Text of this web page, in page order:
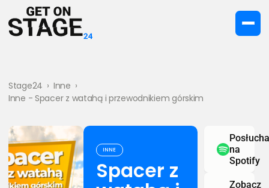
Stage24 › Inne ›
Inne - Spacer z watahą i przewodnikiem górskim
INNE
Spacer z
na
Spotify
Zobacz